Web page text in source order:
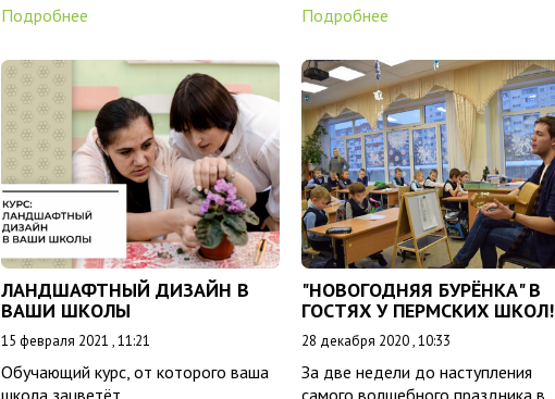
Подробнее
Подробнее
ЛАНДШАФТНЫЙ ДИЗАЙН В
ВАШИ ШКОЛЫ
15 февраля 2021 , 11:21
Обучающий курс, от которого ваша
школа зацветёт
"НОВОГОДНЯЯ БУРЁНКА" В
ГОСТЯХ У ПЕРМСКИХ ШКОЛ!
28 декабря 2020 , 10:33
За две недели до наступления
самого волшебного праздника в